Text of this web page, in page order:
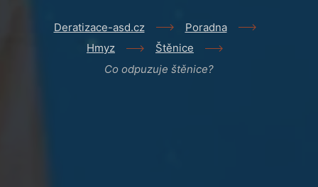
Deratizace-asd.cz
Poradna
Hmyz
Štěnice
Co odpuzuje štěnice?